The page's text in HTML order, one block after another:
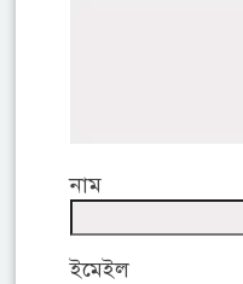
নাম
ইমেইল